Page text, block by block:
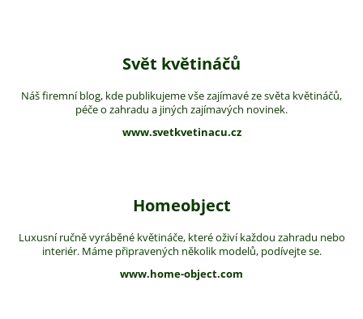
Svět květináčů
Náš firemní blog, kde publikujeme vše zajímavé ze světa květináčů,
péče o zahradu a jiných zajímavých novinek.
www.svetkvetinacu.cz
Homeobject
Luxusní ručně vyráběné květináče, které oživí každou zahradu nebo
interiér. Máme připravených několik modelů, podívejte se.
www.home-object.com